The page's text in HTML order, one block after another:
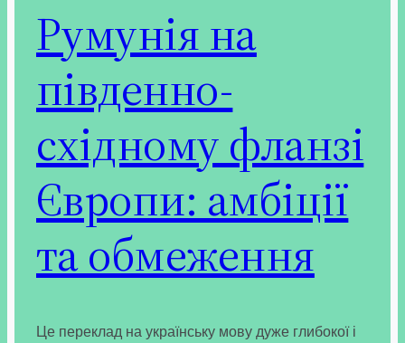
Румунія на
південно-
східному фланзі
Європи: амбіції
та обмеження
Це переклад на українську мову дуже глибокої і